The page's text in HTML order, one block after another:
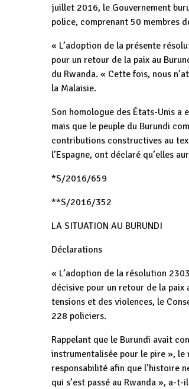
juillet 2016, le Gouvernement
police, comprenant 50 membres
« L’adoption de la présente
pour un retour de la paix au
du Rwanda. « Cette fois, nous
la Malaisie.
Son homologue des États-Unis a
mais que le peuple du Burundi
contributions constructives au
l’Espagne, ont déclaré qu’elles
*S/2016/659
**S/2016/352
LA SITUATION AU BURUNDI
Déclarations
« L’adoption de la résolution
décisive pour un retour de la paix
tensions et des violences, le
228 policiers.
Rappelant que le Burundi avait
instrumentalisée pour le pire », le
responsabilité afin que l’histoire
qui s’est passé au Rwanda », a-